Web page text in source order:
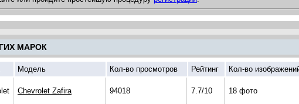
МАРОК
Модель Кол-во просмотров Рейтинг Кол-во
Chevrolet Zafira 94018 7.7/10 18 фото